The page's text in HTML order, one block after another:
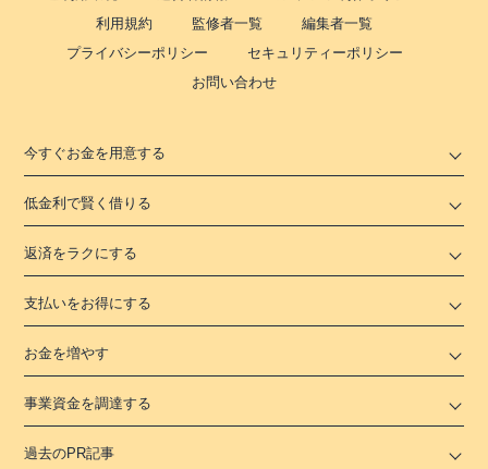
利用規約
監修者一覧
編集者一覧
プライバシーポリシー
セキュリティーポリシー
お問い合わせ
今すぐお金を用意する
低金利で賢く借りる
返済をラクにする
支払いをお得にする
お金を増やす
事業資金を調達する
過去のPR記事